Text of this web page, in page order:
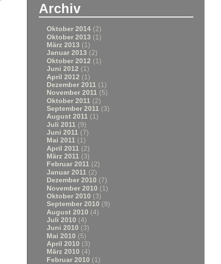
Archiv
Oktober 2014 (2)
Oktober 2013 (1)
März 2013 (1)
Januar 2013 (2)
Oktober 2012 (1)
Juni 2012 (1)
April 2012 (1)
Dezember 2011 (1)
November 2011 (5)
Oktober 2011 (2)
September 2011 (3)
August 2011 (1)
Juli 2011 (9)
Juni 2011 (7)
Mai 2011 (1)
April 2011 (2)
März 2011 (3)
Februar 2011 (2)
Januar 2011 (2)
Dezember 2010 (7)
November 2010 (1)
Oktober 2010 (3)
September 2010 (9)
August 2010 (4)
Juli 2010 (4)
Juni 2010 (3)
Mai 2010 (5)
April 2010 (3)
März 2010 (4)
Februar 2010 (1)